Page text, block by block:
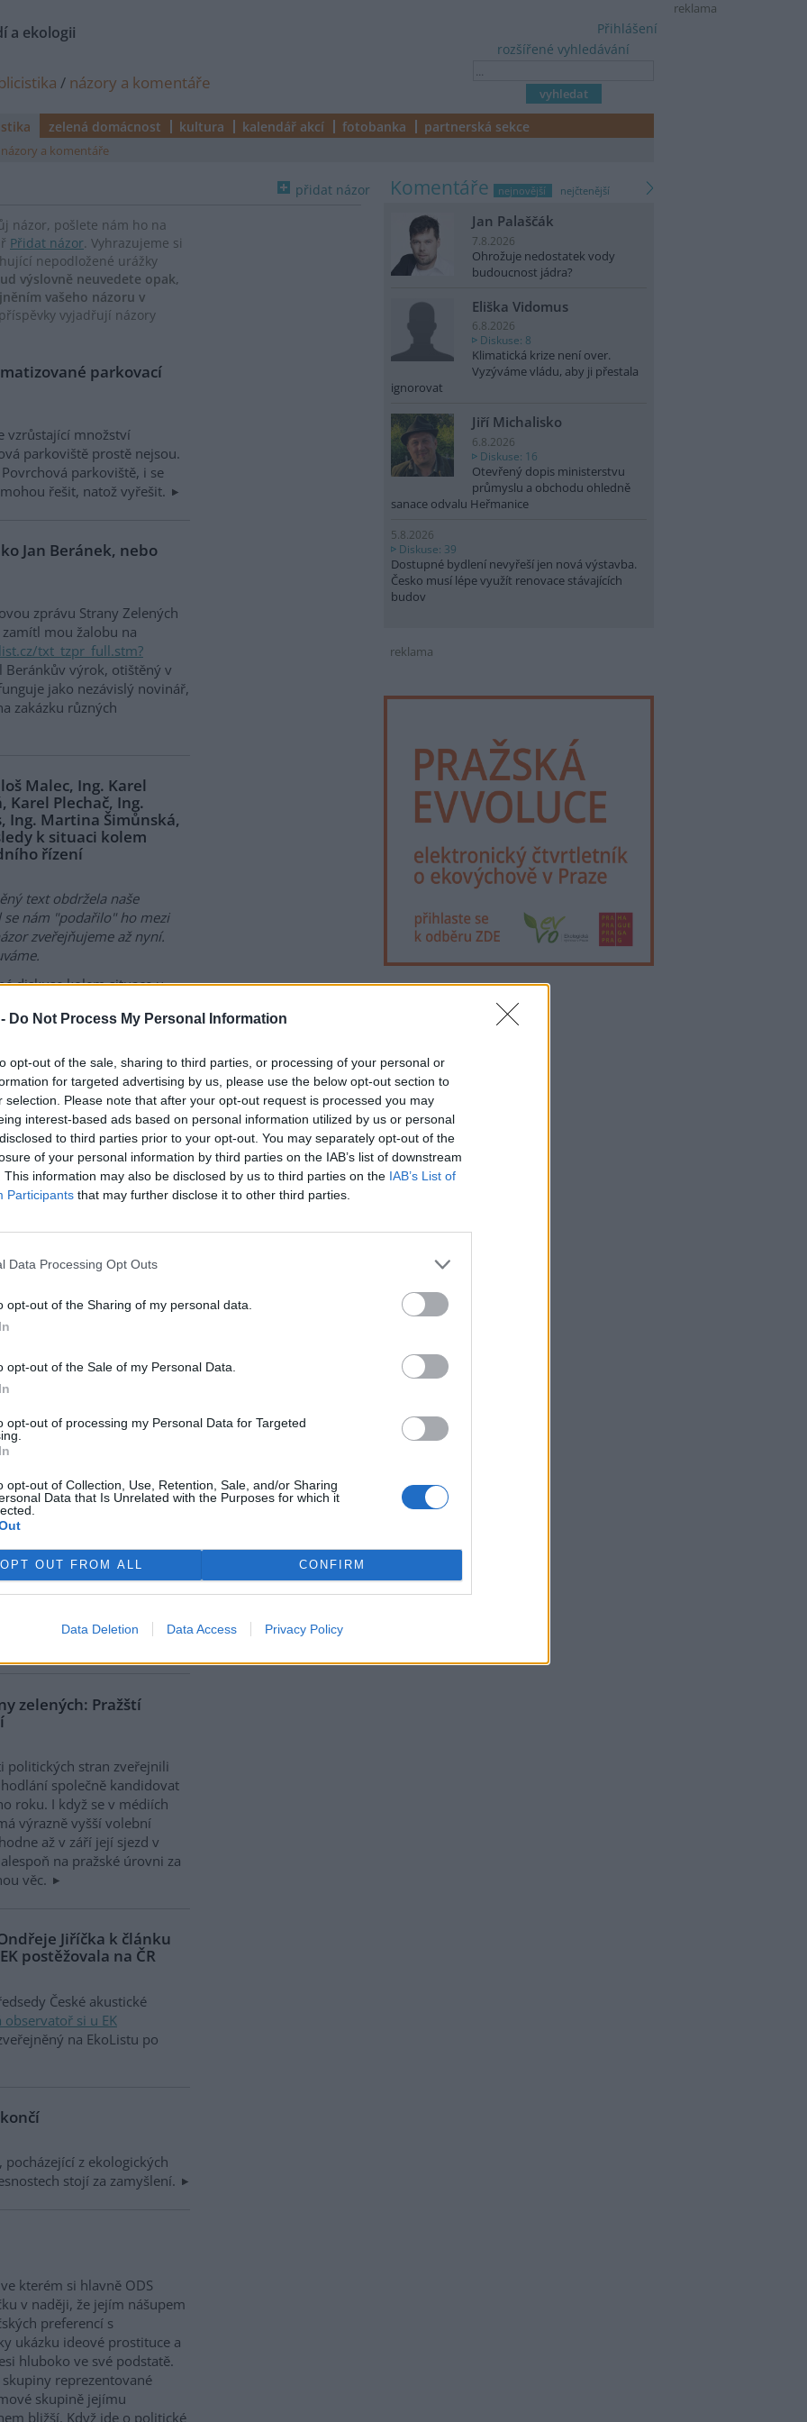
Do Not Process My Personal Information
opt-out of the sale, sharing to third parties, or processing of your personal or
for targeted advertising by us, please use the below opt-out section to
selection. Please note that after your opt-out request is processed you may
interest-based ads based on personal information utilized by us or personal
to third parties prior to your opt-out. You may separately opt-out of the
of your personal information by third parties on the IAB’s list of downstream
This information may also be disclosed by us to third parties on the IAB’s List of
Participants that may further disclose it to other third parties.
Data Processing Opt Outs
opt-out of the Sharing of my personal data.
opt-out of the Sale of my Personal Data.
opt-out of processing my Personal Data for Targeted
opt-out of Collection, Use, Retention, Sale, and/or Sharing
Data that Is Unrelated with the Purposes for which it
OPT OUT FROM ALL CONFIRM
Data Deletion Data Access Privacy Policy
reklama
a ekologii
/ názory a komentáře
rozšířené vyhledávání
Přihlášení
zelená domácnost kultura kalendář akcí fotobanka partnerská sekce
názory a komentáře
přidat názor
názor, pošlete nám ho na
Přidat názor. Vyhrazujeme si
nepodložené urážky
výslovně neuvedete opak,
vašeho názoru v
vyjadřují názory
parkovací
vzrůstající množství
parkoviště prostě nejsou.
parkoviště, i se
řešit, natož vyřešit.
Jan Beránek, nebo
zprávu Strany Zelených
mou žalobu na
txt_tzpr_full.stm?
Beránkův výrok, otištěný v
jako nezávislý novinář,
zakázku různých
Malec, Ing. Karel
Karel Plechač, Ing.
Ing. Martina Šimůnská,
k situaci kolem
řízení
text obdržela naše
se nám "podařilo" ho mezi
zveřejňujeme až nyní.
diskuse kolem situace u
akce budí lavinu reakcí.
shrnout a diskusi k tomuto
blízko Uherského Hradiště.
hřišti koná fotbalový
akce veškeré odpadky
v plechových sudech
nebo snad
rádo rozhoduje, ale
už asi většina čtenářů
asi každý. Mnozí jistě
závodech
Brna a JMK v Evropě
namalovala plány dálnice
o natolik nadčasový plán,
pro Jihomoravské a
Ovšem je nutno říci, že
předvídali negativní
aby míjely v dostatečné
zelených: Pražští
politických stran zveřejnili
společně kandidovat
roku. I když se v médiích
výrazně vyšší volební
až v září její sjezd v
na pražské úrovni za
věc.
Jiříčka k článku
postěžovala na ČR
České akustické
si u EK
na EkoListu po
z ekologických
stojí za zamyšlení.
kterém si hlavně ODS
v naději, že jejím nášupem
preferencí s
ukázku ideové prostituce a
hluboko ve své podstatě.
reprezentované
skupině jejímu
bližší. Když jde o politické
komentáře nejnovější nejčtenější
Jan Palaščák
7.8.2026
Ohrožuje nedostatek vody
budoucnost jádra?
Eliška Vidomus
6.8.2026
Diskuse: 8
Klimatická krize není over.
Vyzýváme vládu, aby ji přestala
ignorovat
Jiří Michalisko
6.8.2026
Diskuse: 16
Otevřený dopis ministerstvu
průmyslu a obchodu ohledně
sanace odvalu Heřmanice
5.8.2026
Diskuse: 39
Dostupné bydlení nevyřeší jen nová výstavba.
Česko musí lépe využít renovace stávajících
budov
reklama